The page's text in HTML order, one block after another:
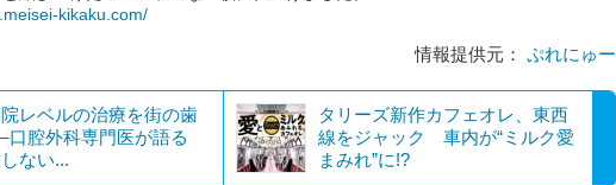
kikaku.com/
情報提供元： ぷれにゅー
レベルの治療を街の歯
腔外科専門医が語る
しない...
タリーズ新作カフェオレ、東西
線をジャック 車内が“ミルク愛
まみれ”に!?